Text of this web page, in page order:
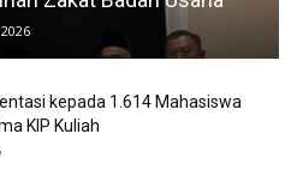
kepada 1.614 Mahasiswa
KIP Kuliah